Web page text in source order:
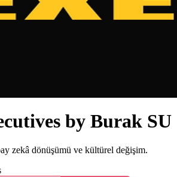
by Burak SU
zekâ dönüşümü ve kültürel değişim.